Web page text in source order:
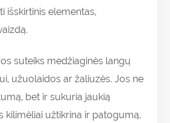
išskirtinis elementas,
suteiks medžiaginės langų
užuolaidos ar žaliuzės. Jos ne
bet ir sukuria jaukią
kilimėliai užtikrina ir patogumą,